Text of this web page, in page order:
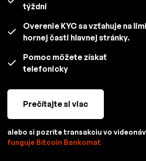
týždni
Overenie KYC sa vzťahuje na
hornej časti hlavnej stránky.
Pomoc môžete získať
telefonicky
Prečítajte si viac
alebo si pozrite transakciu vo
funguje Bitcoin Bankomat